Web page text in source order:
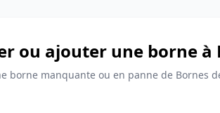
ou ajouter une borne à
borne manquante ou en panne de Bornes